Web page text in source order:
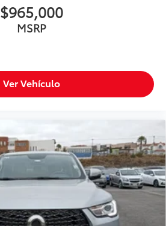
$965,000
MSRP
Ver Vehículo